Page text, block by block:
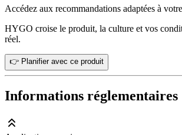
Accédez aux recommandations adaptées à
HYGO croise le produit, la culture et vos
réel.
👉 Planifier avec ce produit
Informations réglementaires